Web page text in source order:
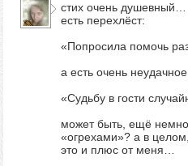
стих очень душевный…
есть перехлёст:
«Попросила помочь
а есть очень
«Судьбу в гости
может быть, ещё
«огрехами»? а в
это и плюс от меня…